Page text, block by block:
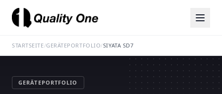
STARTSEITE/GERÄTEPORTFOLIO/SIYATA SD7
GERÄTEPORTFOLIO